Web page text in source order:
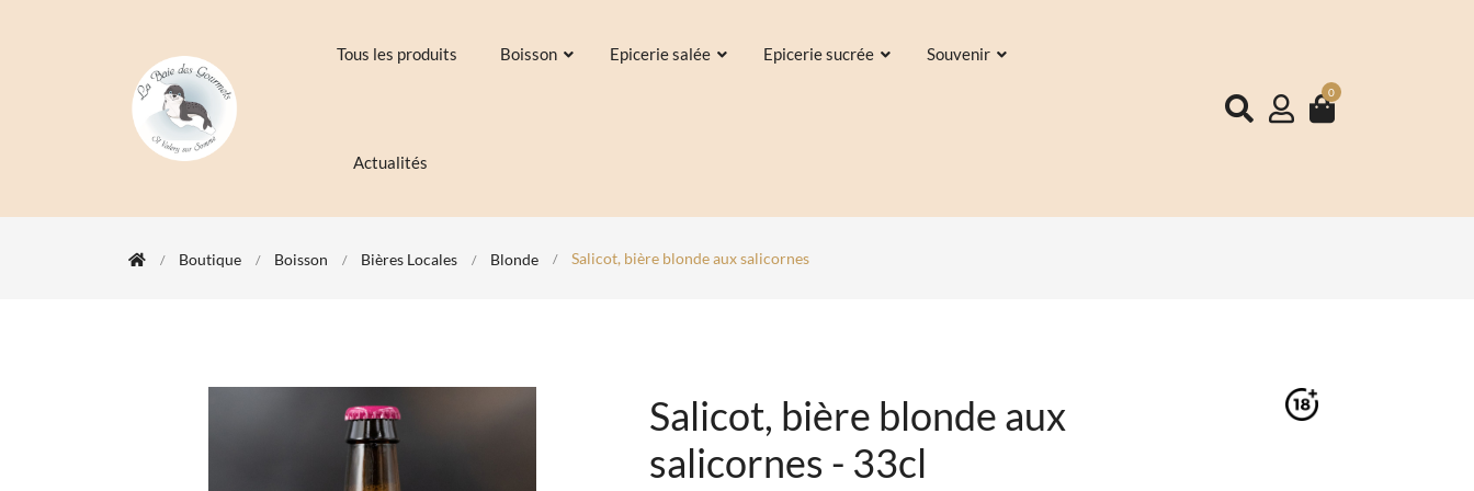
Tous les produits Boisson Epicerie salée Epicerie sucrée Souvenir
Actualités
0
Boutique Boisson Bières Locales Blonde Salicot, bière blonde aux salicornes
Salicot, bière blonde aux
salicornes - 33cl